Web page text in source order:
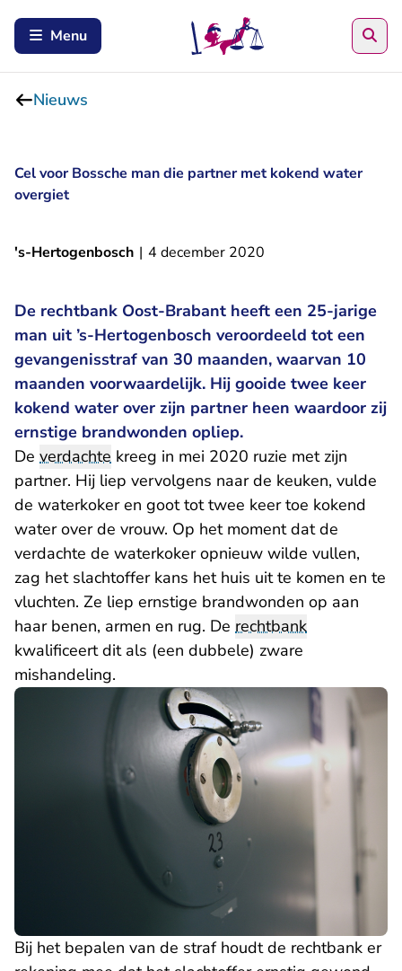
Menu
Nieuws
Cel voor Bossche man die partner met kokend water
overgiet
's-Hertogenbosch | 4 december 2020
De rechtbank Oost-Brabant heeft een 25-jarige
man uit ’s-Hertogenbosch veroordeeld tot een
gevangenisstraf van 30 maanden, waarvan 10
maanden voorwaardelijk. Hij gooide twee keer
kokend water over zijn partner heen waardoor zij
ernstige brandwonden opliep.
De verdachte kreeg in mei 2020 ruzie met zijn
partner. Hij liep vervolgens naar de keuken, vulde
de waterkoker en goot tot twee keer toe kokend
water over de vrouw. Op het moment dat de
verdachte de waterkoker opnieuw wilde vullen,
zag het slachtoffer kans het huis uit te komen en te
vluchten. Ze liep ernstige brandwonden op aan
haar benen, armen en rug. De rechtbank
kwalificeert dit als (een dubbele) zware
mishandeling.
Bij het bepalen van de straf houdt de rechtbank er